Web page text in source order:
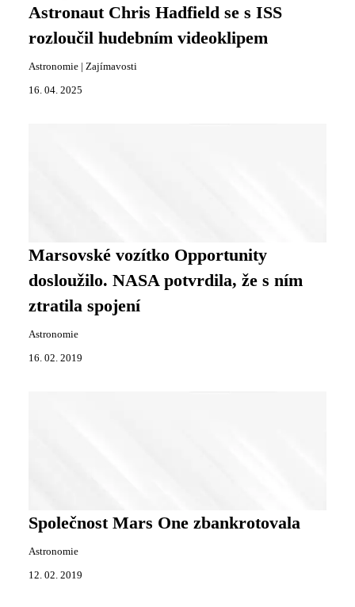
Astronaut Chris Hadfield se s ISS
rozloučil hudebním videoklipem
Astronomie Zajímavosti
16. 04. 2025
Marsovské vozítko Opportunity
dosloužilo. NASA potvrdila, že s ním
ztratila spojení
Astronomie
16. 02. 2019
Společnost Mars One zbankrotovala
Astronomie
12. 02. 2019